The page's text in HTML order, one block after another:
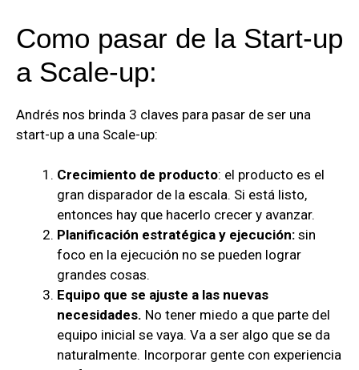
Como pasar de la Start-up
a Scale-up:
Andrés nos brinda 3 claves para pasar de ser una
start-up a una Scale-up:
Crecimiento de producto: el producto es el
gran disparador de la escala. Si está listo,
entonces hay que hacerlo crecer y avanzar.
Planificación estratégica y ejecución: sin
foco en la ejecución no se pueden lograr
grandes cosas.
Equipo que se ajuste a las nuevas
necesidades. No tener miedo a que parte del
equipo inicial se vaya. Va a ser algo que se da
naturalmente. Incorporar gente con experiencia